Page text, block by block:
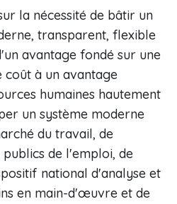
la nécessité de bâtir un
transparent, flexible
avantage fondé sur une
à un avantage
humaines hautement
un système moderne
du travail, de
de l'emploi, de
national d'analyse et
en main-d'œuvre et de